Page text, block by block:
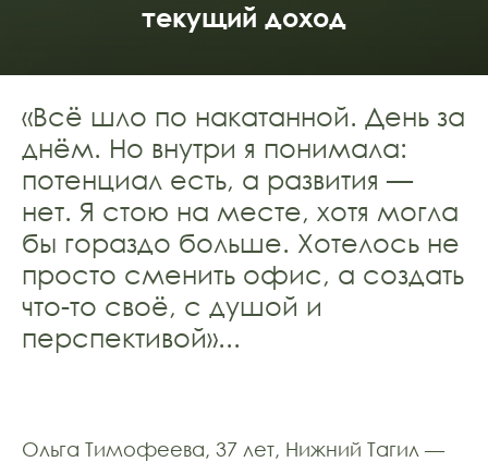
текущий доход
«Всё шло по накатанной. День за
днём. Но внутри я понимала:
потенциал есть, а развития —
нет. Я стою на месте, хотя могла
бы гораздо больше. Хотелось не
просто сменить офис, а создать
что-то своё, с душой и
перспективой»...
Ольга Тимофеева, 37 лет, Нижний Тагил —